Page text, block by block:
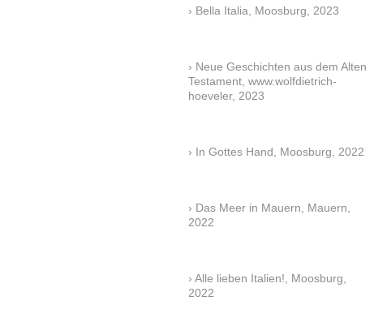
Bella Italia, Moosburg, 2023
Neue Geschichten aus dem Alten
Testament, www.wolfdietrich-
hoeveler, 2023
In Gottes Hand, Moosburg, 2022
Das Meer in Mauern, Mauern,
2022
Alle lieben Italien!, Moosburg,
2022